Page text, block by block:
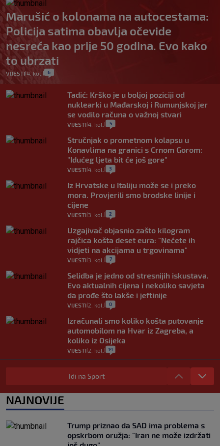
Marušić o kolonama na autocestama:
Policija satima obavlja očevide
nesreća kao prije 50 godina. Evo kako
to ubrzati
VIJESTI 4. kol. 6
Tadić: Krško je u boljoj poziciji od
nuklearki u Mađarskoj i Rumunjskoj jer
se vodilo računa o važnoj stvari
VIJESTI 4. kol. 5
Stručnjak o prometnom kolapsu u
Konavlima na granici s Crnom Gorom:
"Idućeg ljeta bit će još gore"
VIJESTI 4. kol. 3
Iz Hrvatske u Italiju može se i preko
mora. Provjerili smo brodske linije i
cijene
VIJESTI 3. kol. 2
Uzgajivač objasnio zašto kilogram
rajčica košta deset eura: "Nećete ih
vidjeti na akcijama u trgovinama"
VIJESTI 3. kol. 7
Selidba je jedno od stresnijih iskustava.
Evo aktualnih cijena i nekoliko savjeta
da prođe što lakše i jeftinije
VIJESTI 2. kol. 0
Izračunali smo koliko košta putovanje
automobilom na Hvar iz Zagreba, a
koliko iz Osijeka
VIJESTI 2. kol. 14
"Kći je otišla na more, a zaboravila
zdravstvenu iskaznicu". Kakva su prava
pacijenata izvan mjesta prebivališta?
1
Plenković na 15 dana ukine mjere: "Ne bi
se dogodilo ništa. Vlada se zaljubila u te
intervencije"
Idi na Sport
NAJNOVIJE
Trump priznao da SAD ima problema s
opskrbom oružja: "Iran ne može izdržati